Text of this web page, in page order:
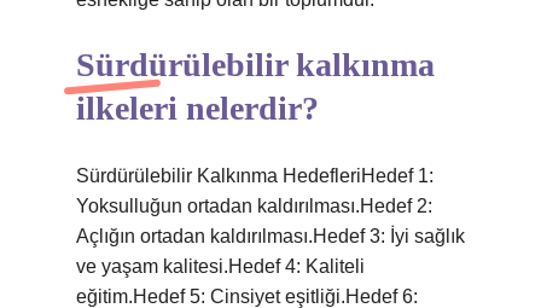
Sürdürülebilir kalkınma
ilkeleri nelerdir?
Sürdürülebilir Kalkınma HedefleriHedef 1:
Yoksulluğun ortadan kaldırılması.Hedef 2:
Açlığın ortadan kaldırılması.Hedef 3: İyi sağlık
ve yaşam kalitesi.Hedef 4: Kaliteli
eğitim.Hedef 5: Cinsiyet eşitliği.Hedef 6: